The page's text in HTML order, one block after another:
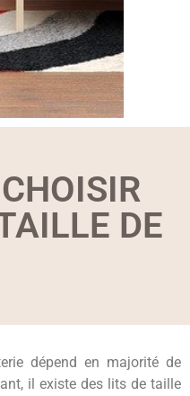
DE
dépend en majorité de
il existe des lits de taille